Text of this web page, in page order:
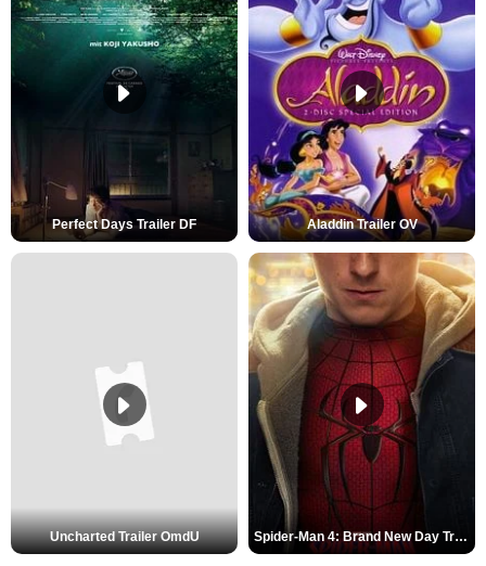
Perfect Days Trailer DF Aladdin Trailer OV
Uncharted Trailer OmdU Spider-Man 4: Brand New Day Trailer (3) DF